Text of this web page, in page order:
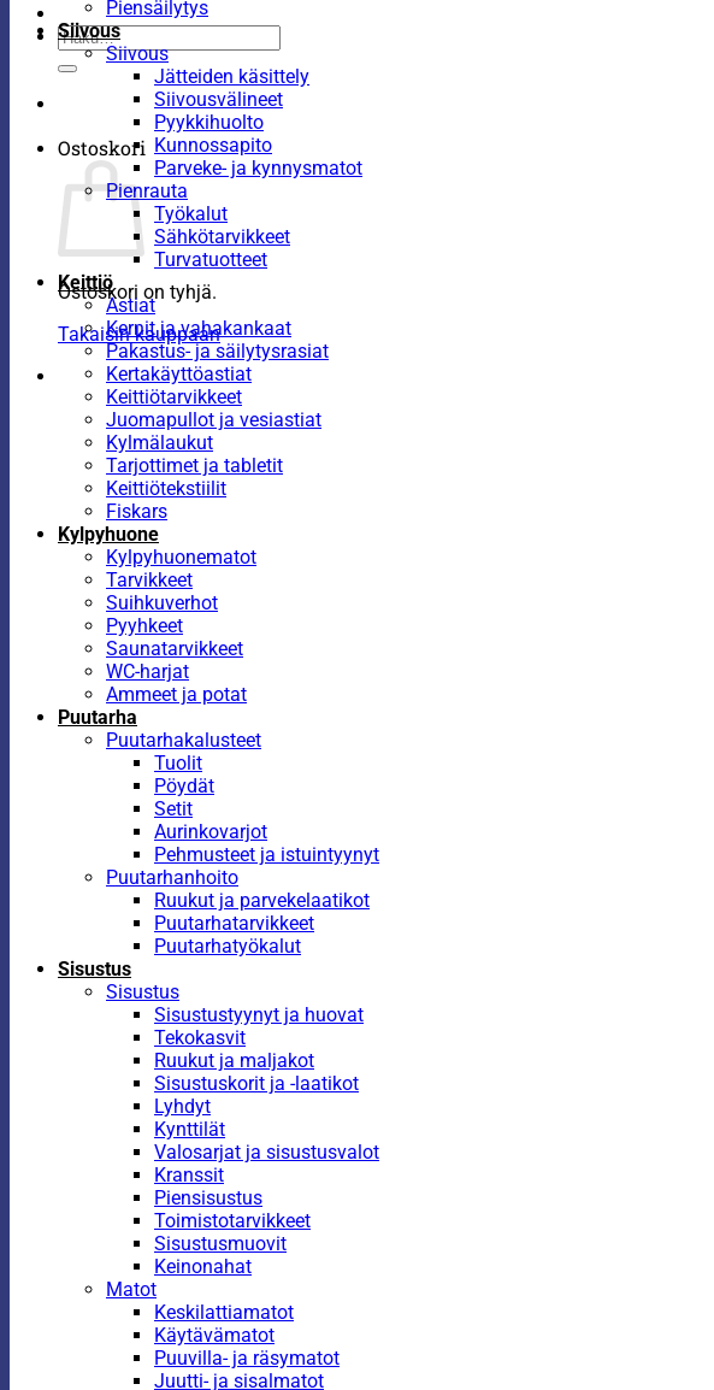
Etsi:
Ostoskori
Ostoskori on tyhjä.
Takaisin kauppaan
Piensäilytys
Siivous
Siivous
Jätteiden käsittely
Siivousvälineet
Pyykkihuolto
Kunnossapito
Parveke- ja kynnysmatot
Pienrauta
Työkalut
Sähkötarvikkeet
Turvatuotteet
Keittiö
Astiat
Kernit ja vahakankaat
Pakastus- ja säilytysrasiat
Kertakäyttöastiat
Keittiötarvikkeet
Juomapullot ja vesiastiat
Kylmälaukut
Tarjottimet ja tabletit
Keittiötekstiilit
Fiskars
Kylpyhuone
Kylpyhuonematot
Tarvikkeet
Suihkuverhot
Pyyhkeet
Saunatarvikkeet
WC-harjat
Ammeet ja potat
Puutarha
Puutarhakalusteet
Tuolit
Pöydät
Setit
Aurinkovarjot
Pehmusteet ja istuintyynyt
Puutarhanhoito
Ruukut ja parvekelaatikot
Puutarhatarvikkeet
Puutarhatyökalut
Sisustus
Sisustus
Sisustustyynyt ja huovat
Tekokasvit
Ruukut ja maljakot
Sisustuskorit ja -laatikot
Lyhdyt
Kynttilät
Valosarjat ja sisustusvalot
Kranssit
Piensisustus
Toimistotarvikkeet
Sisustusmuovit
Keinonahat
Matot
Keskilattiamatot
Käytävämatot
Puuvilla- ja räsymatot
Juutti- ja sisalmatot